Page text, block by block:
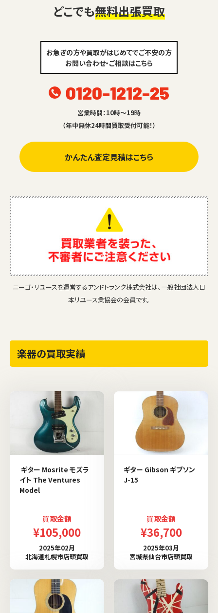
どこでも無料出張買取
お急ぎの方や買取がはじめてでご不安の方
お問い合わせ・ご相談はこちら
0120-1212-25
営業時間：10時～19時
（年中無休24時間買取受付可能！）
かんたん査定見積はこちら
ニーゴ・リユースを運営するアンドトランク株式会社は、一般社団法人日
本リユース業協会の会員です。
楽器の買取実績
ギター Mosrite モズラ
イト The Ventures
Model
買取金額
¥105,000
2025年02月
北海道札幌市店頭買取
ギター Gibson ギブソン
J-15
買取金額
¥36,700
2025年03月
宮城県仙台市店頭買取